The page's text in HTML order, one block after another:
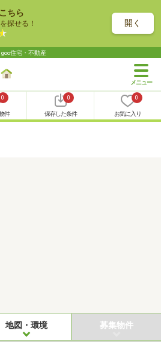
ちら
探せる！ 開く
住宅・不動産
0
件
0
保存した条件
0
お気に入り
地図・環境 募集物件